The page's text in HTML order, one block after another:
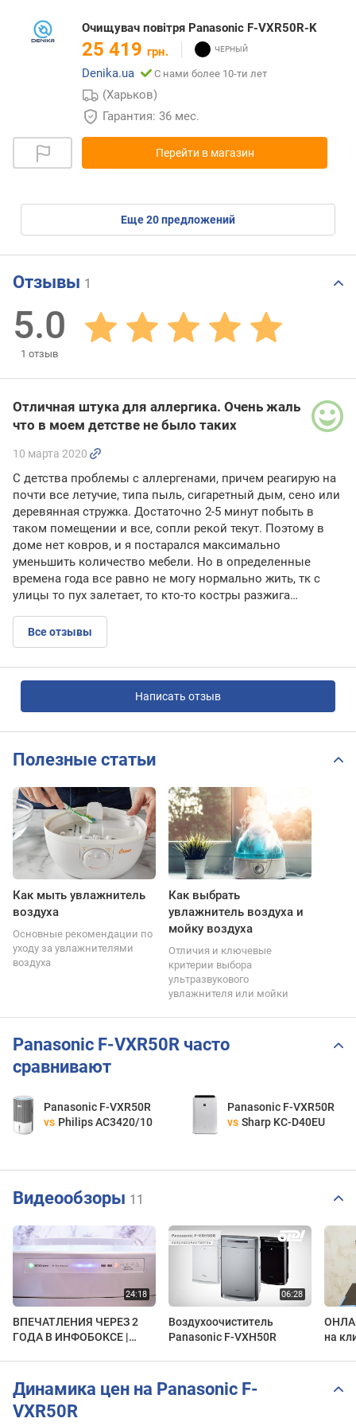
Очищувач повітря Panasonic F-VXR50R-K
25 419 грн.
Denika.ua
С нами более 10-ти лет
(Харьков)
Гарантия: 36 мес.
Перейти в магазин
eще20предложений
Отзывы 1
5.0
1 отзыв
Отличная штука для аллергика. Очень жаль
что в моем детстве не было таких
10 марта 2020
С детства проблемы с аллергенами, причем реагирую на
почти все летучие, типа пыль, сигаретный дым, сено или
деревянная стружка. Достаточно 2-5 минут побыть в
таком помещении и все, сопли рекой текут. Поэтому в
доме нет ковров, и я постарался максимально
уменьшить количество мебели. Но в определенные
времена года все равно не могу нормально жить, тк с
улицы то пух залетает, то кто-то костры разжига…
Все отзывы
Написать отзыв
Полезные статьи
Как мыть увлажнитель
воздуха
Основные рекомендации по
уходу за увлажнителями
воздуха
Как выбрать
увлажнитель воздуха и
мойку воздуха
Отличия и ключевые
критерии выбора
ультразвукового
увлажнителя или мойки
Panasonic F-VXR50R часто
сравнивают
Panasonic F-VXR50R
vs Philips AC3420/10
Panasonic F-VXR50R
vs Sharp KC-D40EU
Видеообзоры 11
ВПЕЧАТЛЕНИЯ ЧЕРЕЗ 2
ГОДА В ИНФОБОКСЕ |
VXH50
Воздухоочиститель
Panasonic F-VXH50R
на
Динамика цен на Panasonic F-
VXR50R